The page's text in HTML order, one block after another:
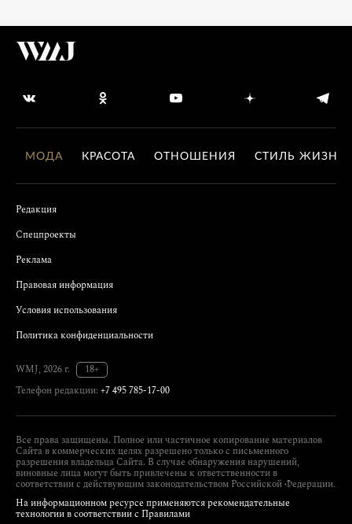
МОДА КРАСОТА ОТНОШЕНИЯ СТИЛЬ ЖИЗНИ
Редакция
Спецпроекты
Реклама
Правовая информация
Условия использования
Политика конфиденциальности
WMJ, 2026 г.
18+
Телефон редакции: +7 495 785-17-00
Все права защищены. Полное или частичное копирование материалов
Сайта в коммерческих целях разрешено только с письменного
разрешения владельца Сайта. В случае обнаружения нарушений,
виновные лица могут быть привлечены к ответственности в
соответствии с действующим законодательством Российской Федерации.
На информационном ресурсе применяются рекомендательные
технологии в соответствии с Правилами